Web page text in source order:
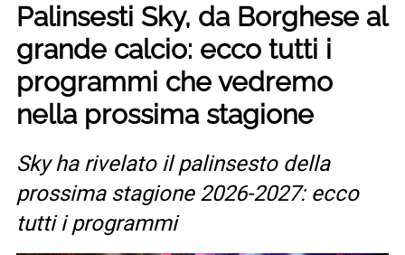
Palinsesti Sky, da Borghese al
grande calcio: ecco tutti i
programmi che vedremo
nella prossima stagione
Sky ha rivelato il palinsesto della
prossima stagione 2026-2027: ecco
tutti i programmi